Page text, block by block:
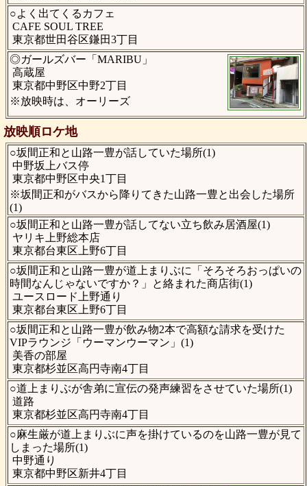
○よく出てくるカフェ
CAFE SOUL TREE
東京都世田谷区鎌田3丁目
◎ガールズバー「MARIBU」
高蔵屋
東京都中野区中野2丁目
※放映時は、オーリーズ
放映順ロケ地
○坂間正和と山路一豊が話していた場所(1)
中野坂上バス停
東京都中野区中央1丁目
※坂間正和がバスから降りてきた山路一豊と出会した場所
(1)
○坂間正和と山路一豊が話してない立ち飲み居酒屋(1)
ヤリキ上野総本店
東京都台東区上野6丁目
○坂間正和と山路一豊が道上まりぶに「そろそろおっぱいの
時間なんじゃないですか？」と絡まれた商店街(1)
ユースロード上野通り
東京都台東区上野6丁目
○坂間正和と山路一豊が飲み物2本で高額な請求を受けた
VIPラウンジ「ウーマンウーマン」(1)
美香の部屋
東京都杉並区高円寺南4丁目
○道上まりぶが舎弟に宣伝の発声練習をさせていた場所(1)
道路
東京都杉並区高円寺南4丁目
○麻生厳が道上まりぶに声を掛けているのを山路一豊が見て
しまった場所(1)
中野通り
東京都中野区新井4丁目